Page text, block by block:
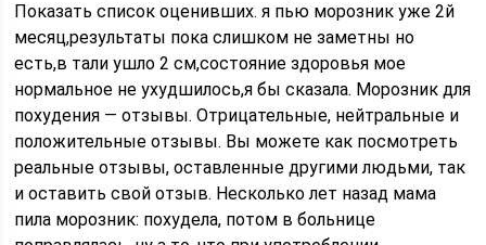
Показать список оценивших. я пью морозник уже 2й
месяц,результаты пока слишком не заметны но
есть,в тали ушло 2 см,состояние здоровья мое
нормальное не ухудшилось,я бы сказала. Морозник для
похудения — отзывы. Отрицательные, нейтральные и
положительные отзывы. Вы можете как посмотреть
реальные отзывы, оставленные другими людьми, так
и оставить свой отзыв. Несколько лет назад мама
пила морозник: похудела, потом в больнице